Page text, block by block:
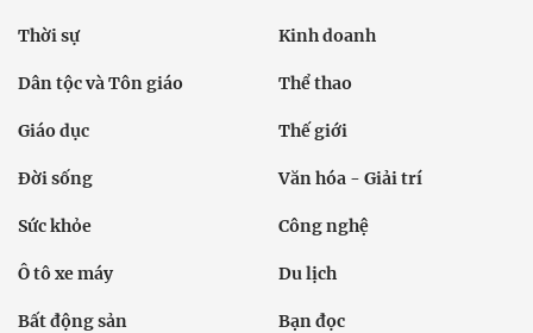
Thời sự Kinh doanh
Dân tộc và Tôn giáo Thể thao
Giáo dục Thế giới
Đời sống Văn hóa - Giải trí
Sức khỏe Công nghệ
Ô tô xe máy Du lịch
Bất động sản Bạn đọc